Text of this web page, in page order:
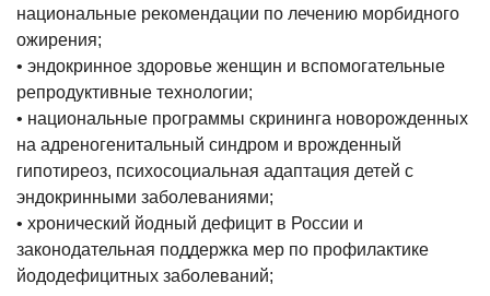
национальные рекомендации по лечению морбидного
ожирения;
• эндокринное здоровье женщин и вспомогательные
репродуктивные технологии;
• национальные программы скрининга новорожденных
на адреногенитальный синдром и врожденный
гипотиреоз, психосоциальная адаптация детей с
эндокринными заболеваниями;
• хронический йодный дефицит в России и
законодательная поддержка мер по профилактике
йододефицитных заболеваний;